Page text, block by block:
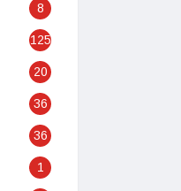
8
125
20
36
36
1